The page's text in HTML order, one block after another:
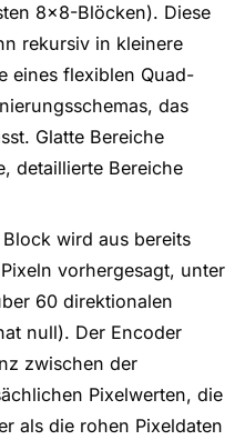
8×8-Blöcken). Diese
rekursiv in kleinere
eines flexiblen Quad-
das
Glatte Bereiche
detaillierte Bereiche
wird aus bereits
vorhergesagt, unter
60 direktionalen
null). Der Encoder
zwischen der
Pixelwerten, die
als die rohen Pixeldaten